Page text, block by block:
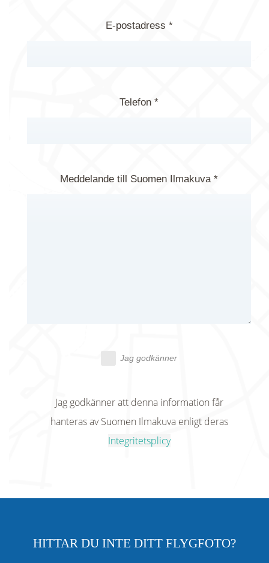
E-postadress *
Telefon *
Meddelande till Suomen Ilmakuva *
Jag godkänner
Jag godkänner att denna information får
hanteras av Suomen Ilmakuva enligt deras
Integritetsplicy
HITTAR DU INTE DITT FLYGFOTO?